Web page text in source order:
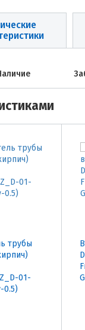
трубы
01-
0.5)